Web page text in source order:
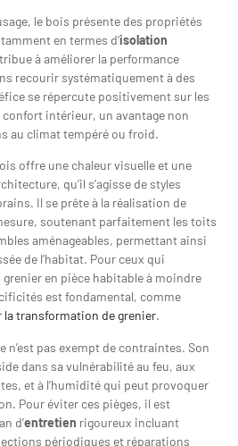
le bois présente des propriétés
en termes d’isolation
à améliorer la performance
recourir systématiquement à des
se répercute positivement sur les
intérieur, un avantage non
au climat tempéré ou froid.
offre une chaleur visuelle et une
qu’il s’agisse de styles
Il se prête à la réalisation de
soutenant parfaitement les toits
aménageables, permettant ainsi
de l’habitat. Pour ceux qui
en pièce habitable à moindre
est fondamental, comme
la transformation de grenier.
n’est pas exempt de contraintes. Son
dans sa vulnérabilité au feu, aux
et à l’humidité qui peut provoquer
Pour éviter ces pièges, il est
d’entretien rigoureux incluant
périodiques et réparations